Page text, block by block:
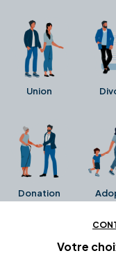
Union
Donation
Ces avisVotre